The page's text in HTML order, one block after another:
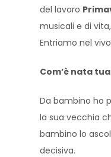
del lavoro
musicali e di
Entriamo nel
Com’è nata
Da bambino ho
la sua vecchia
bambino lo
decisiva.